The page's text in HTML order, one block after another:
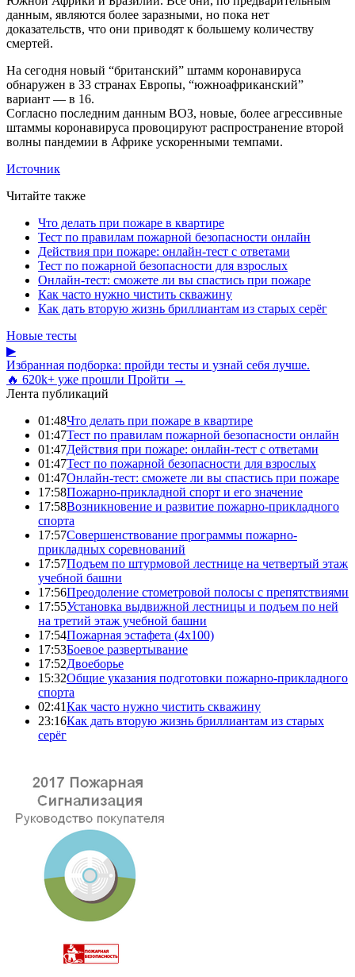
данным, являются более заразными, но пока нет
доказательств, что они приводят к большему количеству
смертей.
На сегодня новый “британский” штамм коронавируса
обнаружен в 33 странах Европы, “южноафриканский”
вариант — в 16.
Согласно последним данным ВОЗ, новые, более агрессивные
штаммы коронавируса провоцируют распространение второй
волны пандемии в Африке ускоренными темпами.
Источник
Читайте также
Что делать при пожаре в квартире
Тест по правилам пожарной безопасности онлайн
Действия при пожаре: онлайн-тест с ответами
Тест по пожарной безопасности для взрослых
Онлайн-тест: сможете ли вы спастись при пожаре
Как часто нужно чистить скважину
Как дать вторую жизнь бриллиантам из старых серёг
Новые тесты
▶
Избранная подборка: пройди тесты и узнай себя лучше.
🔥 620k+ уже прошли Пройти →
Лента публикаций
01:48Что делать при пожаре в квартире
01:47Тест по правилам пожарной безопасности онлайн
01:47Действия при пожаре: онлайн-тест с ответами
01:47Тест по пожарной безопасности для взрослых
01:47Онлайн-тест: сможете ли вы спастись при пожаре
17:58Пожарно-прикладной спорт и его значение
17:58Возникновение и развитие пожарно-прикладного
спорта
17:57Совершенствование программы пожарно-
прикладных соревнований
17:57Подъем по штурмовой лестнице на четвертый этаж
учебной башни
17:56Преодоление стометровой полосы с препятствиями
17:55Установка выдвижной лестницы и подъем по ней
на третий этаж учебной башни
17:54Пожарная эстафета (4x100)
17:53Боевое развертывание
17:52Двоеборье
15:32Общие указания подготовки пожарно-прикладного
спорта
02:41Как часто нужно чистить скважину
23:16Как дать вторую жизнь бриллиантам из старых
серёг